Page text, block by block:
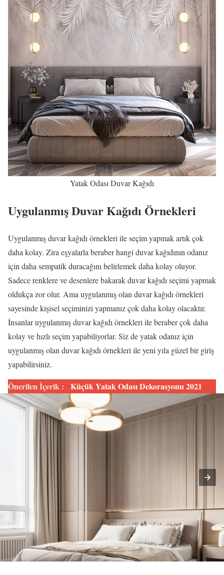
Yatak Odası Duvar Kağıdı
Uygulanmış Duvar Kağıdı Örnekleri
Uygulanmış duvar kağıdı örnekleri ile seçim yapmak artık çok
daha kolay. Zira eşyalarla beraber hangi duvar kağıdının odanız
için daha sempatik duracağını belirlemek daha kolay oluyor.
Sadece renklere ve desenlere bakarak duvar kağıdı seçimi yapmak
oldukça zor olur. Ama uygulanmış olan duvar kağıdı örnekleri
sayesinde kişisel seçiminizi yapmanız çok daha kolay olacaktır.
İnsanlar uygulanmış duvar kağıdı örnekleri ile beraber çok daha
kolay ve hızlı seçim yapabiliyorlar. Siz de yatak odanız için
uygulanmış olan duvar kağıdı örnekleri ile yeni yıla güzel bir giriş
yapabilirsiniz.
Önerilen İçerik : Küçük Yatak Odası Dekorasyonu 2021